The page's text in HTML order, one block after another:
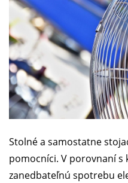
Stolné a samostatne
pomocníci. V porovnaní s
zanedbateľnú spotrebu